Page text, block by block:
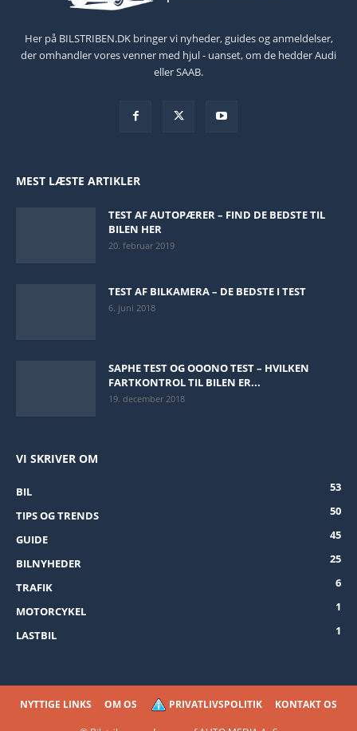
Her på BILSTRIBEN.DK bringer vi nyheder, guides og anmeldelser,
der omhandler vores venner med hjul - uanset, om de hedder Audi
eller SAAB.
MEST LÆSTE ARTIKLER
TEST AF AUTOPÆRER – FIND DE BEDSTE TIL
BILEN HER
20. februar 2019
TEST AF BILKAMERA – DE BEDSTE I TEST
6. juni 2018
SAPHE TEST OG OOONO TEST – HVILKEN
FARTKONTROL TIL BILEN ER...
19. december 2018
VI SKRIVER OM
BIL
53
TIPS OG TRENDS
50
GUIDE
45
BILNYHEDER
25
TRAFIK
6
MOTORCYKEL
1
LASTBIL
1
NYTTIGE LINKS OM OS PRIVATLIVSPOLITIK KONTAKT OS